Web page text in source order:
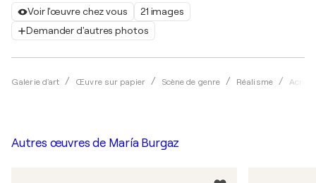
Voir l'œuvre chez vous
21 images
Demander d'autres photos
Galerie d'art Œuvre sur papier Scène de genre Réalisme
Autres œuvres de María Burgaz